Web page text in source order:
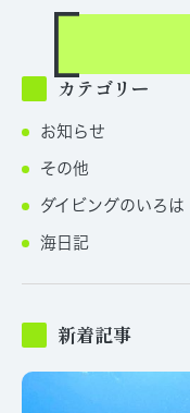
カテゴリー
お知らせ
その他
ダイビングのいろは
海日記
新着記事